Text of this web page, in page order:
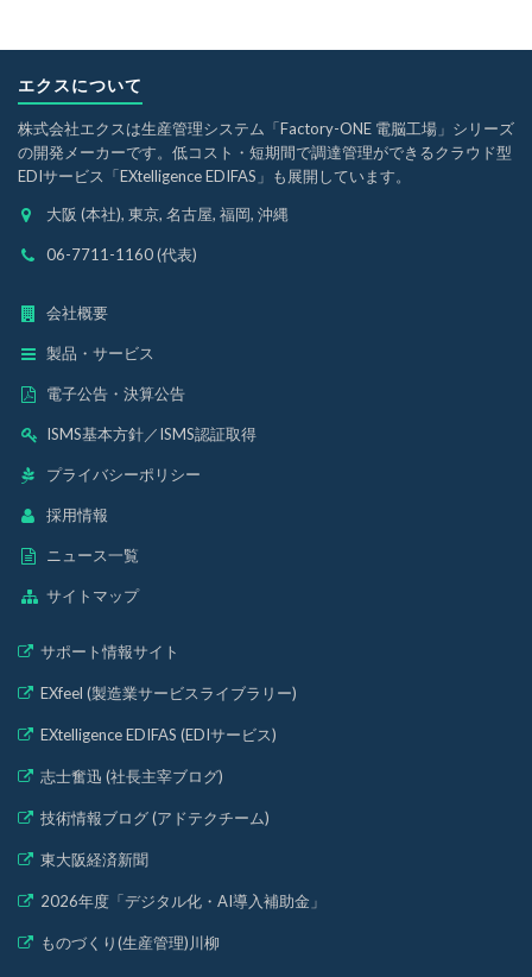
エクスについて
株式会社エクスは生産管理システム「Factory-ONE 電脳工場」シリーズ
の開発メーカーです。低コスト・短期間で調達管理ができるクラウド型
EDIサービス「EXtelligence EDIFAS」も展開しています。
大阪 (本社), 東京, 名古屋, 福岡, 沖縄
06-7711-1160 (代表)
会社概要
製品・サービス
電子公告・決算公告
ISMS基本方針／ISMS認証取得
プライバシーポリシー
採用情報
ニュース一覧
サイトマップ
サポート情報サイト
EXfeel (製造業サービスライブラリー)
EXtelligence EDIFAS (EDIサービス)
志士奮迅 (社長主宰ブログ)
技術情報ブログ (アドテクチーム)
東大阪経済新聞
2026年度「デジタル化・AI導入補助金」
ものづくり(生産管理)川柳